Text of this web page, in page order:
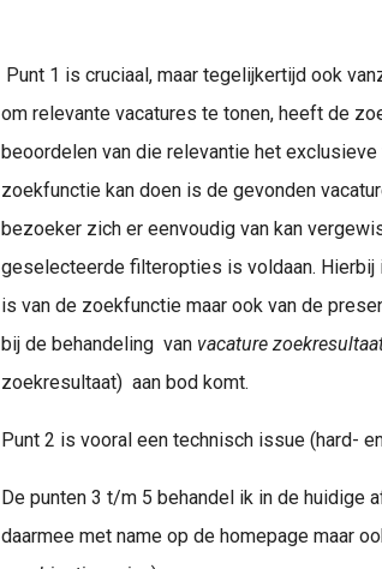
Punt 1 is cruciaal, maar tegelijkertijd ook
om relevante vacatures te tonen, heeft de
beoordelen van die relevantie het
zoekfunctie kan doen is de gevonden
bezoeker zich er eenvoudig van kan
geselecteerde filteropties is voldaan.
is van de zoekfunctie maar ook van de
bij de behandeling van vacature
zoekresultaat) aan bod komt.
Punt 2 is vooral een technisch issue (hard-
De punten 3 t/m 5 behandel ik in de huidige
daarmee met name op de homepage maar